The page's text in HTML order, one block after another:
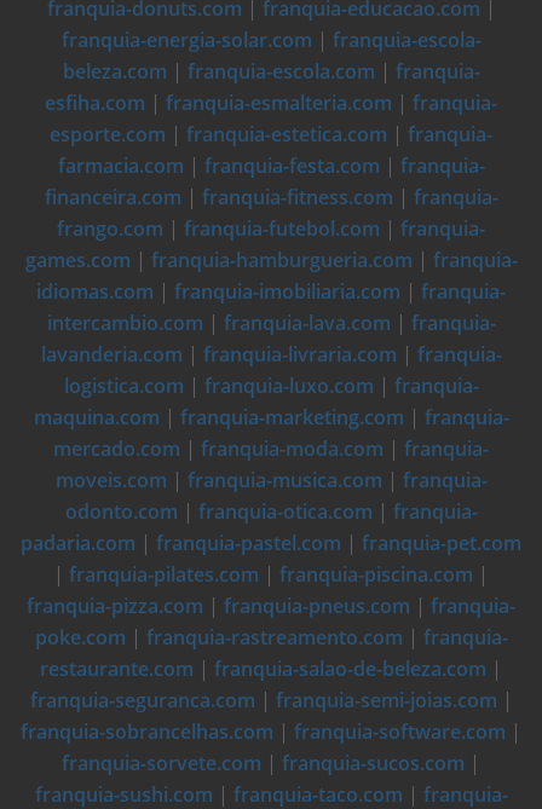
franquia-donuts.com | franquia-educacao.com |
franquia-energia-solar.com | franquia-escola-
beleza.com | franquia-escola.com | franquia-
esfiha.com | franquia-esmalteria.com | franquia-
esporte.com | franquia-estetica.com | franquia-
farmacia.com | franquia-festa.com | franquia-
financeira.com | franquia-fitness.com | franquia-
frango.com | franquia-futebol.com | franquia-
games.com | franquia-hamburgueria.com | franquia-
idiomas.com | franquia-imobiliaria.com | franquia-
intercambio.com | franquia-lava.com | franquia-
lavanderia.com | franquia-livraria.com | franquia-
logistica.com | franquia-luxo.com | franquia-
maquina.com | franquia-marketing.com | franquia-
mercado.com | franquia-moda.com | franquia-
moveis.com | franquia-musica.com | franquia-
odonto.com | franquia-otica.com | franquia-
padaria.com | franquia-pastel.com | franquia-pet.com
| franquia-pilates.com | franquia-piscina.com |
franquia-pizza.com | franquia-pneus.com | franquia-
poke.com | franquia-rastreamento.com | franquia-
restaurante.com | franquia-salao-de-beleza.com |
franquia-seguranca.com | franquia-semi-joias.com |
franquia-sobrancelhas.com | franquia-software.com |
franquia-sorvete.com | franquia-sucos.com |
franquia-sushi.com | franquia-taco.com | franquia-